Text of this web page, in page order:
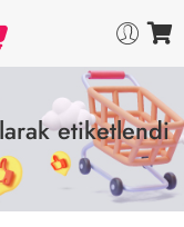
etiketlendi